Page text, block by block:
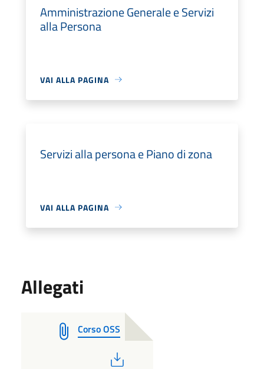
Amministrazione Generale e Servizi
alla Persona
VAI ALLA PAGINA
Servizi alla persona e Piano di zona
VAI ALLA PAGINA
Allegati
Corso OSS